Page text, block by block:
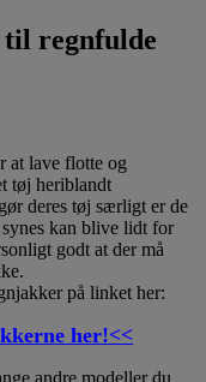
regnfulde
at lave flotte og
tøj heriblandt
deres tøj særligt er de
kan blive lidt for
godt at der må
på linket her:
her!<<